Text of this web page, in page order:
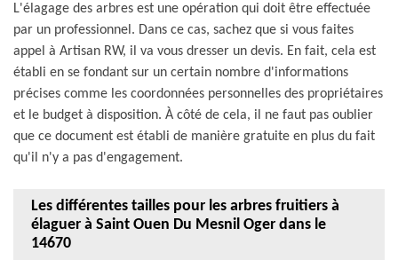
L'élagage des arbres est une opération qui doit être effectuée
par un professionnel. Dans ce cas, sachez que si vous faites
appel à Artisan RW, il va vous dresser un devis. En fait, cela est
établi en se fondant sur un certain nombre d'informations
précises comme les coordonnées personnelles des propriétaires
et le budget à disposition. À côté de cela, il ne faut pas oublier
que ce document est établi de manière gratuite en plus du fait
qu'il n'y a pas d'engagement.
Les différentes tailles pour les arbres fruitiers à
élaguer à Saint Ouen Du Mesnil Oger dans le
14670